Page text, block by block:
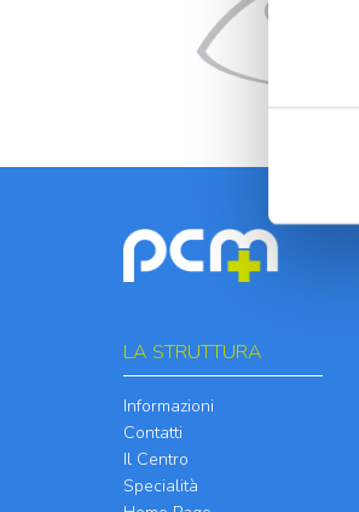
LA STRUTTURA
Informazioni
Contatti
Il Centro
Specialità